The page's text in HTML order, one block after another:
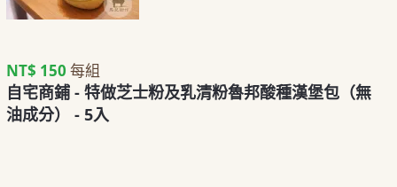
NT$ 150 每組
自宅商鋪 - 特做芝士粉及乳清粉魯邦酸種漢堡包（無
油成分） - 5入